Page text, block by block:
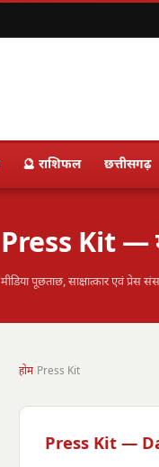
🔮 राशिफल छत्तीसगढ़
Press Kit —
मीडिया पूछताछ, साक्षात्कार एवं प्रेस
होम› Press Kit
Press Kit —